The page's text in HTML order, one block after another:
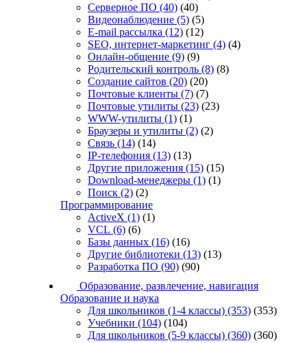
Серверное ПО (40) (40)
Видеонаблюдение (5) (5)
E-mail рассылка (12) (12)
SEO, интернет-маркетинг (4) (4)
Онлайн-общение (9) (9)
Родительский контроль (8) (8)
Создание сайтов (20) (20)
Почтовые клиенты (7) (7)
Почтовые утилиты (23) (23)
WWW-утилиты (1) (1)
Браузеры и утилиты (2) (2)
Связь (14) (14)
IP-телефония (13) (13)
Другие приложения (15) (15)
Download-менеджеры (1) (1)
Поиск (2) (2)
Программирование
ActiveX (1) (1)
VCL (6) (6)
Базы данных (16) (16)
Другие библиотеки (13) (13)
Разработка ПО (90) (90)
Образование, развлечение, навигация
Образование и наука
Для школьников (1-4 классы) (353) (353)
Учебники (104) (104)
Для школьников (5-9 классы) (360) (360)